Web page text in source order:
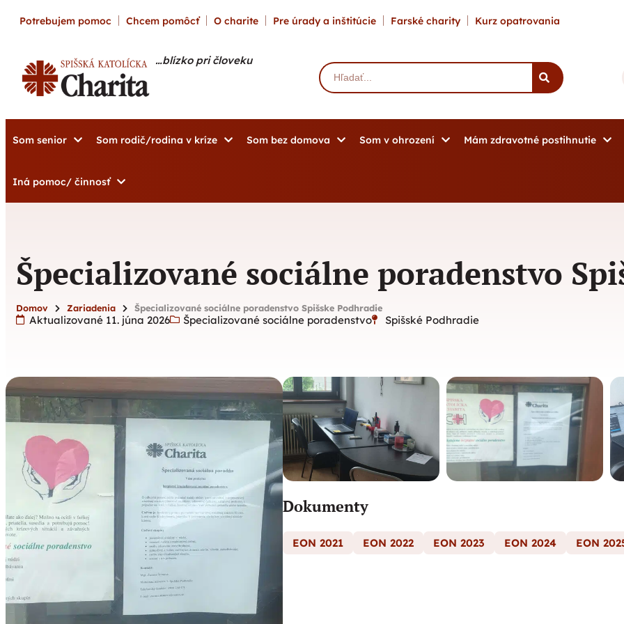
Potrebujem pomoc Chcem pomôcť O charite Pre úrady a inštitúcie Farské charity Kurz opatrovania
…blízko pri človeku
Som senior Som rodič/rodina v kríze Som bez domova Som v ohrození Mám zdravotné postihnutie
Iná pomoc/ činnosť
Špecializované sociálne poradenstvo
Domov Zariadenia Špecializované sociálne poradenstvo Spišske Podhradie
Aktualizované 11. júna 2026 Špecializované sociálne poradenstvo Spišské Podhradie
Dokumenty
EON 2021 EON 2022 EON 2023 EON 2024 EON